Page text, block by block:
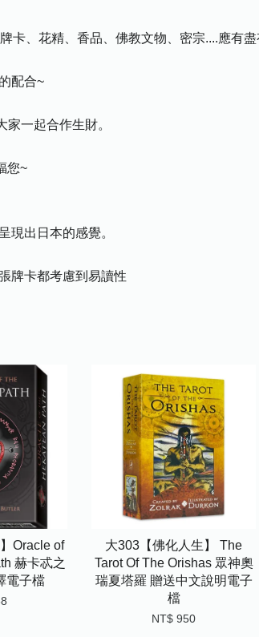
卡、花精、香品、佛教文物、密宗....應有盡
配合~
一起合作生財。
您~
現出日本的感覺。
牌卡都考慮到易讀性
Oracle of
赫卡忒之
電子檔
大303【佛化人生】 The
Tarot Of The Orishas 眾神奧
瑞夏塔羅 贈送中文說明電子
檔
NT$ 950